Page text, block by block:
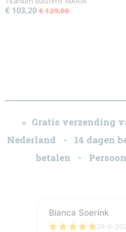
€ 103,20 € 129,00
« Gratis verzending
Nederland - 14 dagen
betalen -